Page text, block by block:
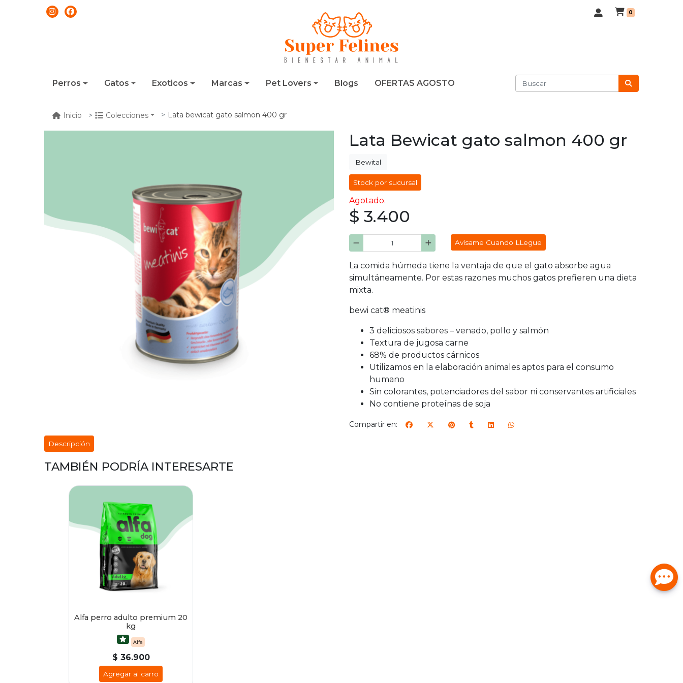
0
Perros Gatos Exoticos Marcas Pet Lovers Blogs OFERTAS AGOSTO
Inicio Colecciones Lata bewicat gato salmon 400 gr
Lata Bewicat gato salmon 400 gr
Bewital
Stock por sucursal
Agotado.
$ 3.400
Avísame Cuando LLegue
La comida húmeda tiene la ventaja de que el gato absorbe agua
simultáneamente. Por estas razones muchos gatos prefieren una dieta
mixta.
bewi cat® meatinis
3 deliciosos sabores – venado, pollo y salmón
Textura de jugosa carne
68% de productos cárnicos
Utilizamos en la elaboración animales aptos para el consumo
humano
Sin colorantes, potenciadores del sabor ni conservantes artificiales
No contiene proteínas de soja
Compartir en:
Descripción
TAMBIÉN PODRÍA INTERESARTE
Alfa perro adulto premium 20
kg
Alfa
$ 36.900
Agregar al carro